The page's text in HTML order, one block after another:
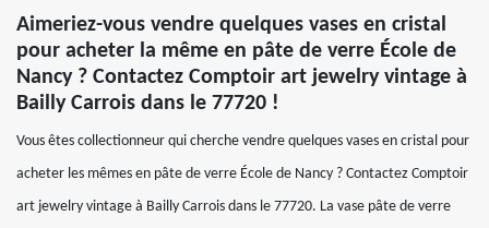
Aimeriez-vous vendre quelques vases en cristal
pour acheter la même en pâte de verre École de
Nancy ? Contactez Comptoir art jewelry vintage à
Bailly Carrois dans le 77720 !
Vous êtes collectionneur qui cherche vendre quelques vases en cristal pour
acheter les mêmes en pâte de verre École de Nancy ? Contactez Comptoir
art jewelry vintage à Bailly Carrois dans le 77720. La vase pâte de verre